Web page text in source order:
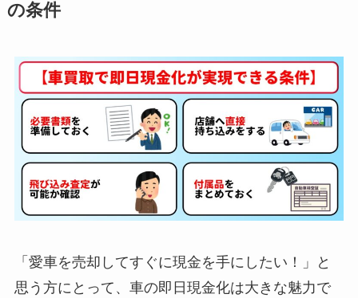
の条件
「愛車を売却してすぐに現金を手にしたい！」と
思う方にとって、車の即日現金化は大きな魅力で